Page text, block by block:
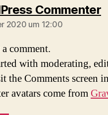
Commenter
2020 um 12:00
comment.
with moderating,
the Comments screen
avatars come from